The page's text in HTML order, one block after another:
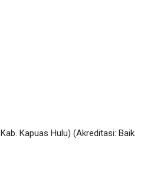
Kapuas Hulu) (Akreditasi: Baik